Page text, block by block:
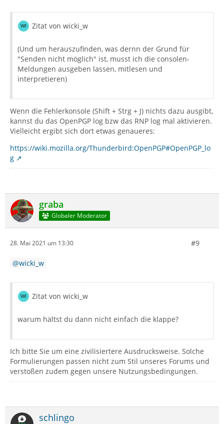
Zitat von wicki_w
(Und um herauszufinden, was dernn der Grund für
"Senden nicht möglich" ist, musst ich die consolen-
Meldungen ausgeben lassen, mitlesen und
interpretieren)
Wenn die Fehlerkonsole (Shift + Strg + J) nichts dazu ausgibt,
kannst du das OpenPGP log bzw das RNP log mal aktivieren.
Vielleicht ergibt sich dort etwas genaueres:
https://wiki.mozilla.org/Thunderbird:OpenPGP#OpenPGP_lo
g
graba
Globaler Moderator
28. Mai 2021 um 13:30 #9
wicki_w
Zitat von wicki_w
warum hältst du dann nicht einfach die klappe?
Ich bitte Sie um eine zivilisiertere Ausdrucksweise. Solche
Formulierungen passen nicht zum Stil unseres Forums und
verstoßen zudem gegen unsere Nutzungsbedingungen.
schlingo